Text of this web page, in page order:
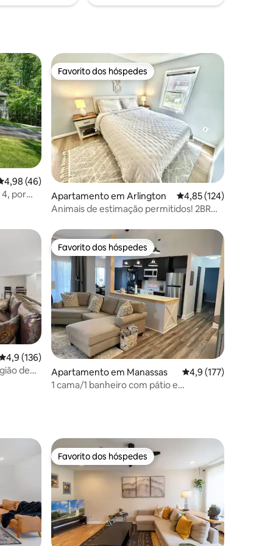
média de 4,98 em 5 estrelas, 46avaliações
4,98 (46)
4, por
Favorito dos hóspedes
Favorito dos hóspedes
Apartamento em Arlington Classificação média
4,85 (124)
Animais de estimação permitidos! 2BR
média de 4,9 em 5 estrelas, 136avaliações
4,9 (136)
de
Favorito dos hóspedes
Favorito dos hóspedes
Apartamento em Manassas Classificação média
4,9 (177)
1 cama/1 banheiro com pátio e
Favorito dos hóspedes
Favorito dos hóspedes